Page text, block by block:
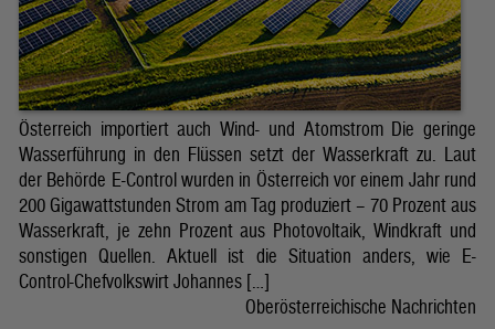
Österreich importiert auch Wind- und Atomstrom Die geringe
Wasserführung in den Flüssen setzt der Wasserkraft zu. Laut
der Behörde E-Control wurden in Österreich vor einem Jahr rund
200 Gigawattstunden Strom am Tag produziert – 70 Prozent aus
Wasserkraft, je zehn Prozent aus Photovoltaik, Windkraft und
sonstigen Quellen. Aktuell ist die Situation anders, wie E-
Control-Chefvolkswirt Johannes […]
Oberösterreichische Nachrichten